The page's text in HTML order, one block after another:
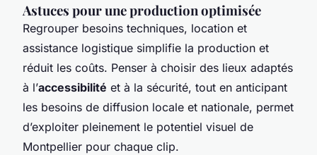
Astuces pour une production optimisée
Regrouper besoins techniques, location et
assistance logistique simplifie la production et
réduit les coûts. Penser à choisir des lieux adaptés
à l’accessibilité et à la sécurité, tout en anticipant
les besoins de diffusion locale et nationale, permet
d’exploiter pleinement le potentiel visuel de
Montpellier pour chaque clip.